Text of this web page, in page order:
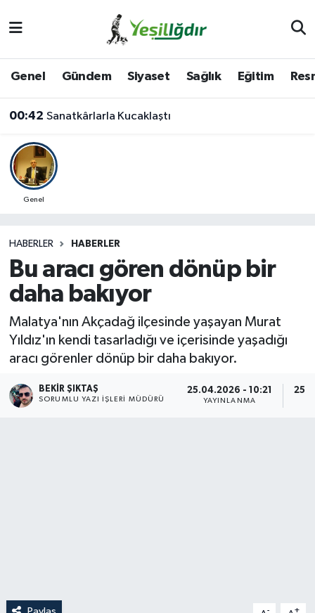
Genel Gündem Siyaset Sağlık Eğitim
00:42 Sanatkârlarla Kucaklaştı
Genel
HABERLER HABERLER
Bu aracı gören dönüp bir
daha bakıyor
Malatya'nın Akçadağ ilçesinde yaşayan Murat
Yıldız'ın kendi tasarladığı ve içerisinde yaşadığı
aracı görenler dönüp bir daha bakıyor.
BEKIR ŞIKTAŞ
SORUMLU YAZI İŞLERI MÜDÜRÜ
25.04.2026 - 10:21
YAYINLANMA
Paylaş - +
Iğdır Trafik Yoğunluk Haritası
Süper Lig Puan Durumu ve Fikstür
Son Dakika Haberleri
Haber Arşivi